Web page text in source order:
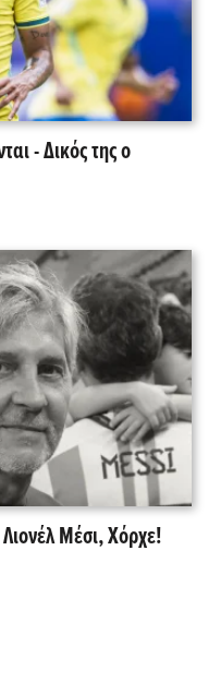
- Δικός της ο
Μέσι, Χόρχε!